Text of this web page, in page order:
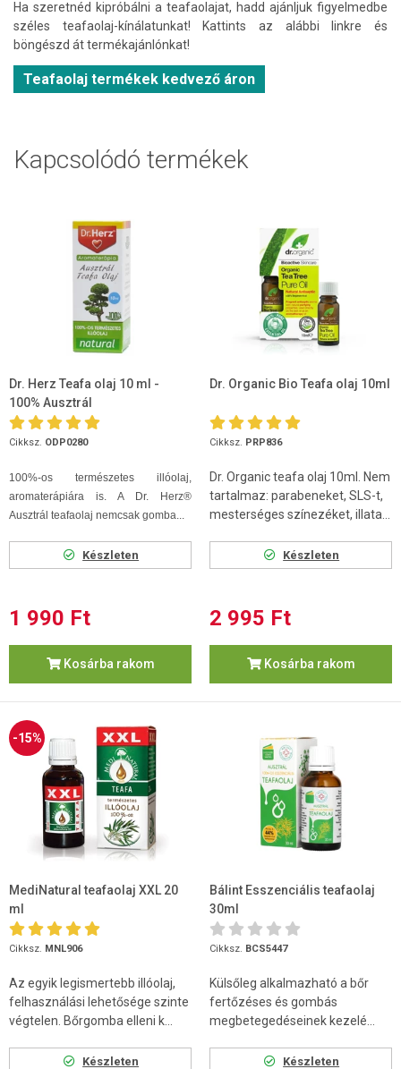
Ha szeretnéd kipróbálni a teafaolajat, hadd ajánljuk figyelmedbe
széles teafaolaj-kínálatunkat! Kattints az alábbi linkre és
böngészd át termékajánlónkat!
Teafaolaj termékek kedvező áron
Kapcsolódó termékek
Dr. Herz Teafa olaj 10 ml -
100% Ausztrál
Cikksz. ODP0280
100%-os természetes illóolaj,
aromaterápiára is. A Dr. Herz®
Ausztrál teafaolaj nemcsak gomba...
Készleten
1 990 Ft
Kosárba rakom
Dr. Organic Bio Teafa olaj 10ml
Cikksz. PRP836
Dr. Organic teafa olaj 10ml. Nem
tartalmaz: parabeneket, SLS-t,
mesterséges színezéket, illata...
Készleten
2 995 Ft
Kosárba rakom
-15%
MediNatural teafaolaj XXL 20
ml
Cikksz. MNL906
Az egyik legismertebb illóolaj,
felhasználási lehetősége szinte
végtelen. Bőrgomba elleni k...
Készleten
Bálint Esszenciális teafaolaj
30ml
Cikksz. BCS5447
Külsőleg alkalmazható a bőr
fertőzéses és gombás
megbetegedéseinek kezelé...
Készleten